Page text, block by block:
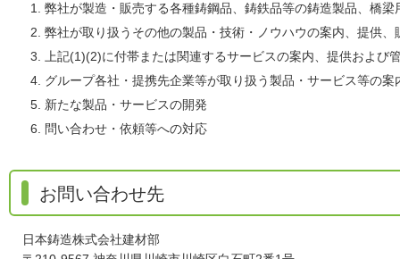
弊社が製造・販売する各種鋳鋼品、鋳鉄品等の鋳造製品、橋
弊社が取り扱うその他の製品・技術・ノウハウの案内、提供、
上記(1)(2)に付帯または関連するサービスの案内、提供および
グループ各社・提携先企業等が取り扱う製品・サービス等の案
新たな製品・サービスの開発
問い合わせ・依頼等への対応
お問い合わせ先
日本鋳造株式会社建材部